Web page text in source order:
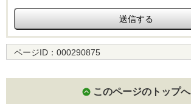
ページID： 000290875
このページのトップへ